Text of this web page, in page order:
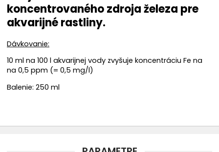
Hnojivo pre akvarijne rastliny
Testy vody
Umelé rastliny do akvária
koncentrovaného zdroja železa pre
akvarijné rastliny.
Dávkovanie:
10 ml na 100 l akvarijnej vody zvyšuje koncentráciu Fe na
na 0,5 ppm (= 0,5 mg/l)
Balenie: 250 ml